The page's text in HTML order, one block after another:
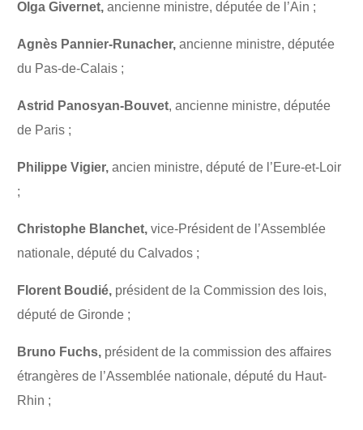
Olga Givernet,ancienne ministre, députée de l’Ain ;
Agnès Pannier-Runacher,ancienne ministre, députée
du Pas-de-Calais ;
Astrid Panosyan-Bouvet, ancienne ministre, députée
de Paris ;
Philippe Vigier, ancien ministre, député de l’Eure-et-Loir
;
Christophe Blanchet, vice-Président de l’Assemblée
nationale, député du Calvados ;
Florent Boudié, président de la Commission des lois,
député de Gironde ;
Bruno Fuchs, président de la commission des affaires
étrangères de l’Assemblée nationale, député du Haut-
Rhin ;